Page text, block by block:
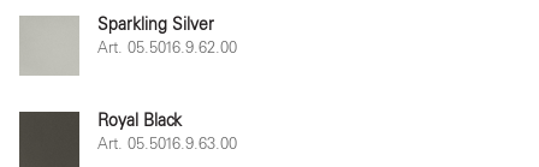
Sparkling Silver
Art. 05.5016.9.62.00
Royal Black
Art. 05.5016.9.63.00